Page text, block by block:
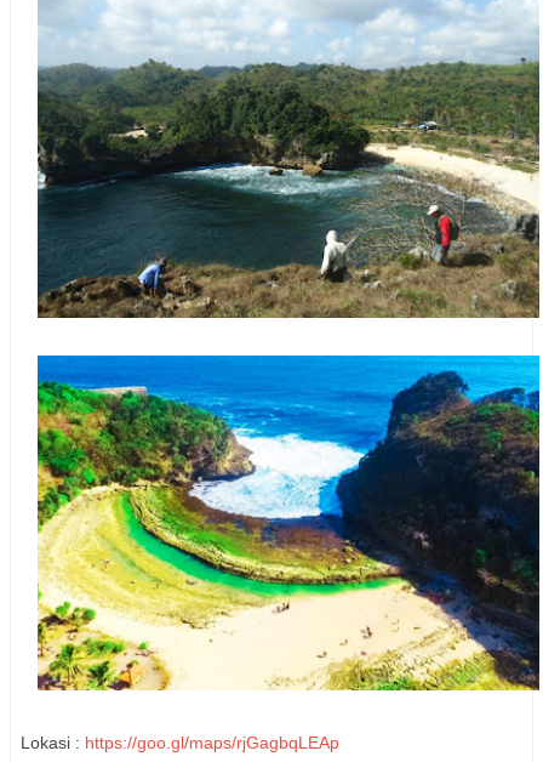
Lokasi : https://goo.gl/maps/rjGagbqLEAp